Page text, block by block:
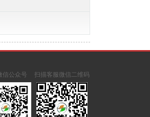
扫描客服微信二维码
信公众号